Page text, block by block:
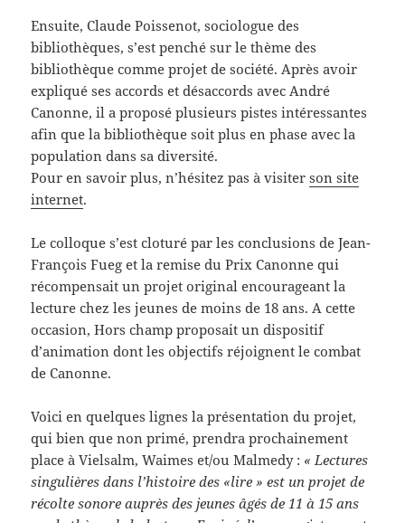
Ensuite, Claude Poissenot, sociologue des
bibliothèques, s’est penché sur le thème des
bibliothèque comme projet de société. Après avoir
expliqué ses accords et désaccords avec André
Canonne, il a proposé plusieurs pistes intéressantes
afin que la bibliothèque soit plus en phase avec la
population dans sa diversité.
Pour en savoir plus, n’hésitez pas à visiterson site
internet.
Le colloque s’est cloturé par les conclusions de Jean-
François Fueg et la remise du Prix Canonne qui
récompensait un projet original encourageant la
lecture chez les jeunes de moins de 18 ans. A cette
occasion, Hors champ proposait un dispositif
d’animation dont les objectifs réjoignent le combat
de Canonne.
Voici en quelques lignes la présentation du projet,
qui bien que non primé, prendra prochainement
place à Vielsalm, Waimes et/ou Malmedy : « Lectures
singulières dans l’histoire des «lire » est un projet de
récolte sonore auprès des jeunes âgés de 11 à 15 ans